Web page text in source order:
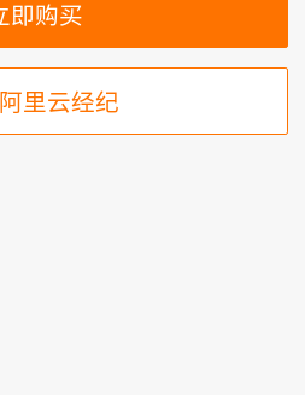
里云经纪